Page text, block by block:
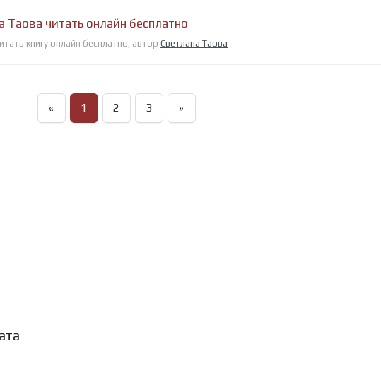
Таова читать онлайн бесплатно
книгу онлайн бесплатно, автор Светлана Таова
« 1 2 3 »